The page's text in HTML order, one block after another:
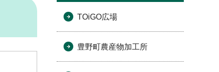
TOiGO広場
豊野町農産物加工所